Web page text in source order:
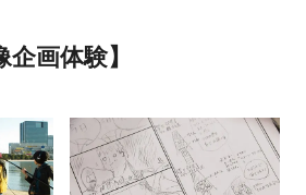
画体験】